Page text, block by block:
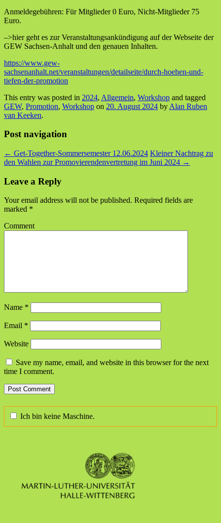
Anmeldegebühren: Für Mitglieder 0 Euro, Nicht-Mitglieder 75
Euro.
–>hier geht es zur Veranstaltungsankündigung auf der Webseite der
GEW Sachsen-Anhalt und den genauen Inhalten.
https://www.gew-
sachsenanhalt.net/veranstaltungen/detailseite/durch-hoehen-und-
tiefen-der-promotion
This entry was posted in 2024, Allgemein, Workshop and tagged
GEW, Promotion, Workshop on 20. August 2024 by Alan Ruben
van Keeken.
Post navigation
← Get-Together-Sommersemester 12.06.2024 Kleiner Nachtrag zu
den Wahlen zur Promovierendenvertretung im Juni 2024 →
Leave a Reply
Your email address will not be published. Required fields are
marked *
Comment
Name *
Email *
Website
Save my name, email, and website in this browser for the next
time I comment.
Ich bin keine Maschine.